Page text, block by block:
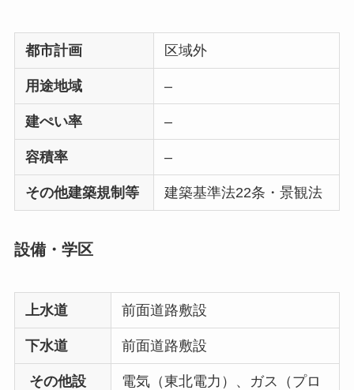
都市計画 区域外
用途地域 –
建ぺい率 –
容積率 –
その他建築規制等 建築基準法22条・景観法
設備・学区
上水道 前面道路敷設
下水道 前面道路敷設
その他設
電気（東北電力）、ガス（プロ